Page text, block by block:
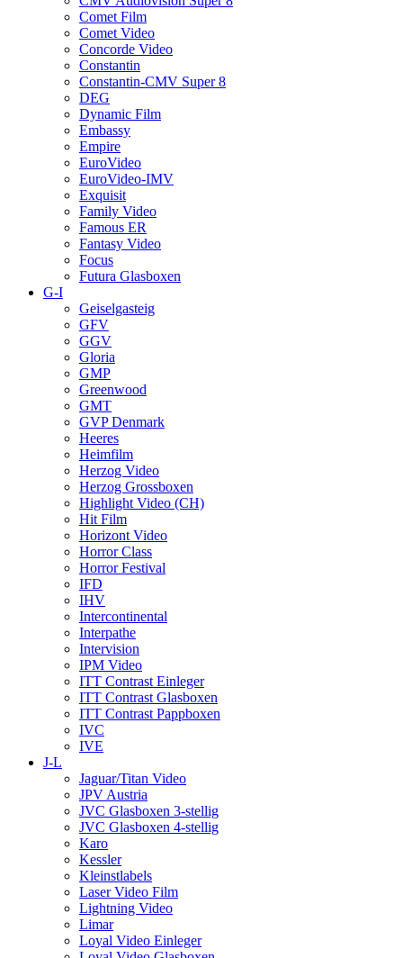
Comet Film
Comet Video
Concorde Video
Constantin
Constantin-CMV Super 8
DEG
Dynamic Film
Embassy
Empire
EuroVideo
EuroVideo-IMV
Exquisit
Family Video
Famous ER
Fantasy Video
Focus
Futura Glasboxen
G-I
Geiselgasteig
GFV
GGV
Gloria
GMP
Greenwood
GMT
GVP Denmark
Heeres
Heimfilm
Herzog Video
Herzog Grossboxen
Highlight Video (CH)
Hit Film
Horizont Video
Horror Class
Horror Festival
IFD
IHV
Intercontinental
Interpathe
Intervision
IPM Video
ITT Contrast Einleger
ITT Contrast Glasboxen
ITT Contrast Pappboxen
IVC
IVE
J-L
Jaguar/Titan Video
JPV Austria
JVC Glasboxen 3-stellig
JVC Glasboxen 4-stellig
Karo
Kessler
Kleinstlabels
Laser Video Film
Lightning Video
Limar
Loyal Video Einleger